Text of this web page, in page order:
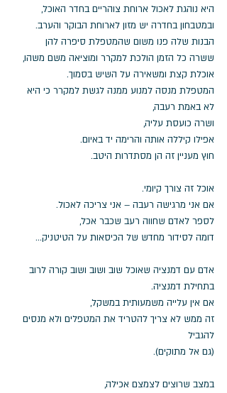
היא נוהגת לאכול ארוחת צוהריים בחדר האוכל,
ובמטבחון בחדרה יש מזון לארוחת הבוקר והערב.
הבנות שלה פנו משום שהמטפלת סיפרה להן
ששרה כל הזמן הולכת למקרר ומוציאה משם משהו,
אוכלת קצת ומשאירה על השיש בסמוך.
המטפלת מנסה למנוע ממנה לגשת למקרר כי היא
לא באמת רעבה,
ושרה כועסת עליה,
אפילו קיללה אותה והרימה יד באיום.
חוץ מעניין זה הן מסתדרות היטב.
אוכל זה צורך קיומי.
אם אני מרגישה רעבה – אני צריכה לאכול.
לספר לאדם שחווה רעב שכבר אכל,
דומה לסידור מחדש של הכיסאות על הטיטניק...
אדם עם דמנציה שאוכל שוב ושוב ושוב קורה לרוב
בתחילת דמנציה.
אם אין עלייה משמעותית במשקל,
זה ממש לא צריך להטריד את המטפלים ולא מנסים
להגביל
(גם אל מתוקים).
במצב שרוצים לצמצם אכילה,